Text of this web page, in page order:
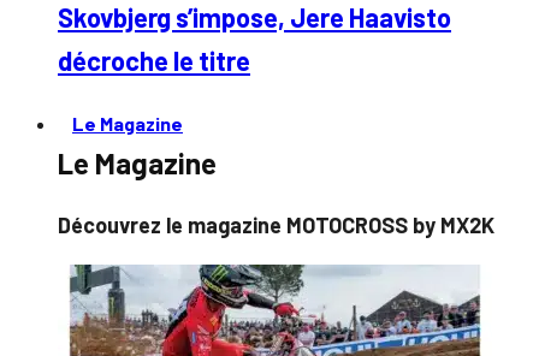
Skovbjerg s’impose, Jere Haavisto
décroche le titre
Le Magazine
Le Magazine
Découvrez le magazine MOTOCROSS by MX2K